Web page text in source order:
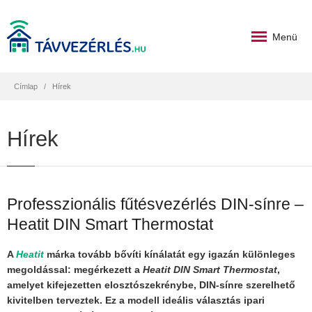
Menü
Címlap Hírek
Hírek
Professzionális fűtésvezérlés DIN-sínre –
Heatit DIN Smart Thermostat
AHeatit márka tovább bővíti kínálatát egy igazán különleges
megoldással: megérkezett a Heatit DIN Smart Thermostat,
amelyet kifejezetten elosztószekrénybe, DIN-sínre szerelhető
kivitelben terveztek. Ez a modell ideális választás ipari